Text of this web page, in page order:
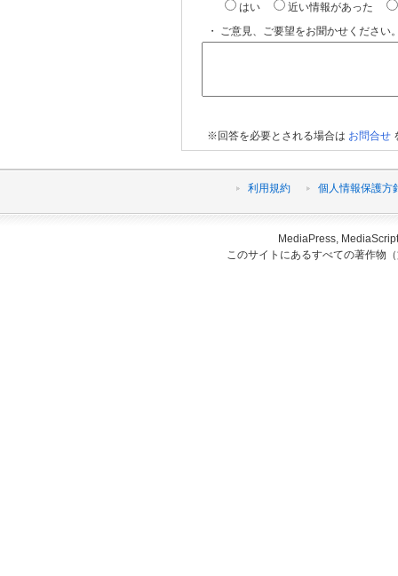
はい
近い情報があった
・ ご意見、ご要望をお聞かせください
※回答を必要とされる場合は お問合せ
利用規約 個人情報保護方
MediaPress,
このサイトにあるすべての著作物